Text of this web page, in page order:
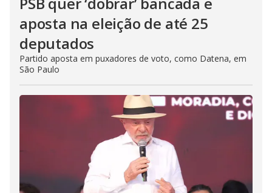
aposta na eleição de até 25
deputados
Partido aposta em puxadores de voto, como Datena, em
São Paulo